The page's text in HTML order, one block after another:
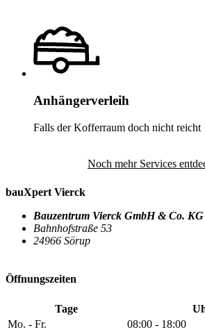
Anhängerverleih
Falls der Kofferraum doch nicht reicht
Noch mehr Services
bauXpert Vierck
Bauzentrum Vierck GmbH & Co. KG
Bahnhofstraße 53
24966 Sörup
Öffnungszeiten
Tage
Mo. - Fr.
08:00 - 18:00